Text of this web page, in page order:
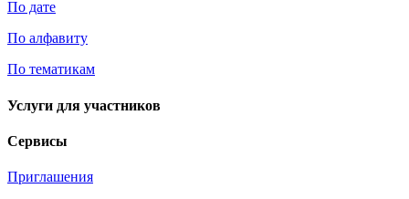
По дате
По алфавиту
По тематикам
Услуги для участников
Сервисы
Приглашения